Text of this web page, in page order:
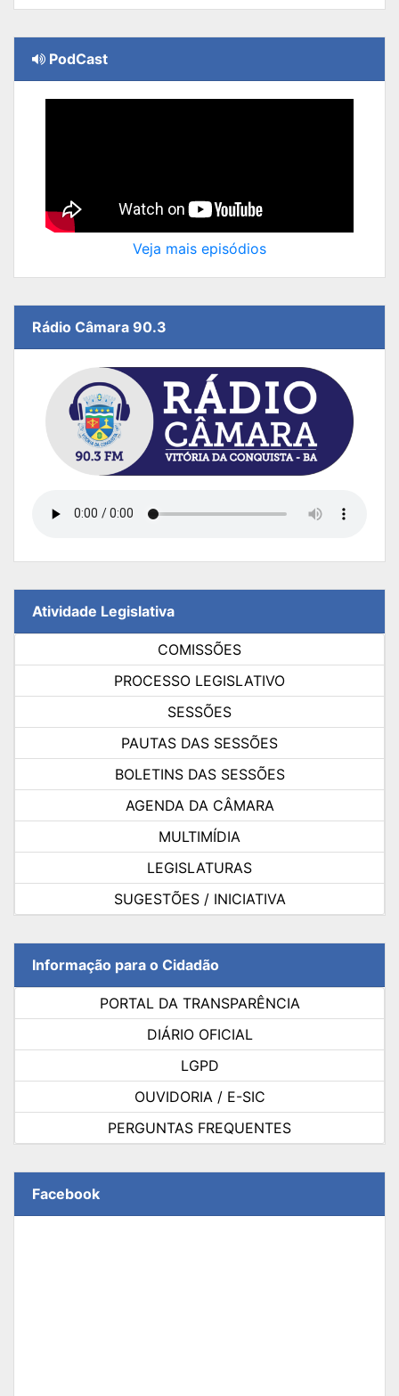
PodCast
Veja mais episódios
Rádio Câmara 90.3
Atividade Legislativa
COMISSÕES
PROCESSO LEGISLATIVO
SESSÕES
PAUTAS DAS SESSÕES
BOLETINS DAS SESSÕES
AGENDA DA CÂMARA
MULTIMÍDIA
LEGISLATURAS
SUGESTÕES / INICIATIVA
Informação para o Cidadão
PORTAL DA TRANSPARÊNCIA
DIÁRIO OFICIAL
LGPD
OUVIDORIA / E-SIC
PERGUNTAS FREQUENTES
Facebook